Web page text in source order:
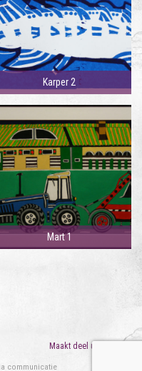
Karper 2
Mart 1
Maakt deel uit van
communicatie